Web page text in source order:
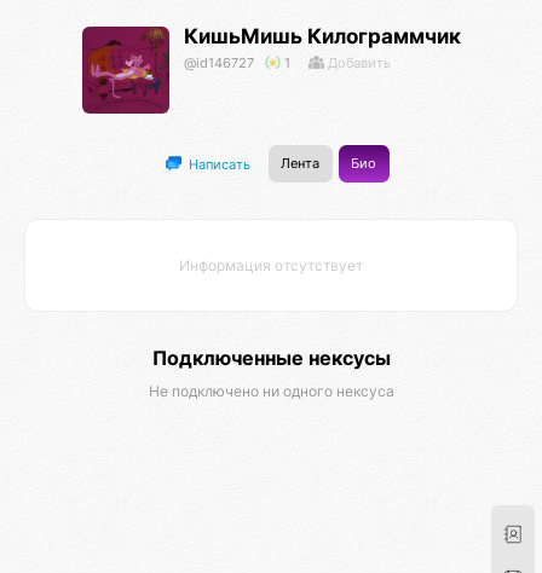
КишьМишь Килограммчик
@id146727 1 Добавить
Написать Лента Био
Информация отсутствует
Подключенные нексусы
Не подключено ни одного нексуса